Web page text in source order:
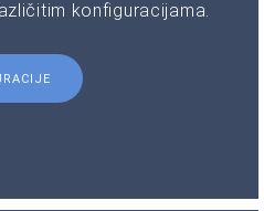
konfiguracijama.